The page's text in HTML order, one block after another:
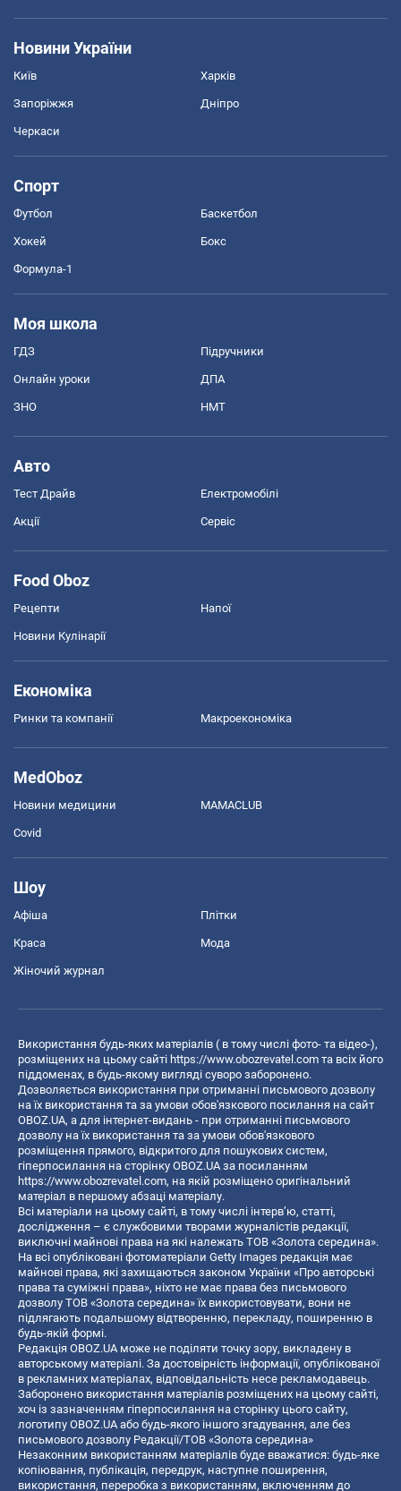
Новини України
Київ Харків
Запоріжжя Дніпро
Черкаси
Спорт
Футбол Баскетбол
Хокей Бокс
Формула-1
Моя школа
ГДЗ Підручники
Онлайн уроки ДПА
ЗНО НМТ
Авто
Тест Драйв Електромобілі
Акції Сервіс
Food Oboz
Рецепти Напої
Новини Кулінарії
Економіка
Ринки та компанії Макроекономіка
MedOboz
Новини медицини MAMACLUB
Covid
Шоу
Афіша Плітки
Краса Мода
Жіночий журнал
Використання будь-яких матеріалів ( в тому числі фото- та відео-),
розміщених на цьому сайті https://www.obozrevatel.com та всіх його
піддоменах, в будь-якому вигляді суворо заборонено.
Дозволяється використання при отриманні письмового дозволу
на їх використання та за умови обов'язкового посилання на сайт
OBOZ.UA, а для інтернет-видань - при отриманні письмового
дозволу на їх використання та за умови обов'язкового
розміщення прямого, відкритого для пошукових систем,
гіперпосилання на сторінку OBOZ.UA за посиланням
https://www.obozrevatel.com, на якій розміщено оригінальний
матеріал в першому абзаці матеріалу.
Всі матеріали на цьому сайті, в тому числі інтерв’ю, статті,
дослідження – є службовими творами журналістів редакції,
виключні майнові права на які належать ТОВ «Золота середина».
На всі опубліковані фотоматеріали Getty Images редакція має
майнові права, які захищаються законом України «Про авторські
права та суміжні права», ніхто не має права без письмового
дозволу ТОВ «Золота середина» їх використовувати, вони не
підлягають подальшому відтворенню, перекладу, поширенню в
будь-якій формі.
Редакція OBOZ.UA може не поділяти точку зору, викладену в
авторському матеріалі. За достовірність інформації, опублікованої
в рекламних матеріалах, відповідальність несе рекламодавець.
Заборонено використання матеріалів розміщених на цьому сайті,
хоч із зазначенням гіперпосилання на сторінку цього сайту,
логотипу OBOZ.UA або будь-якого іншого згадування, але без
письмового дозволу Редакції/ТОВ «Золота середина»
Незаконним використанням матеріалів буде вважатися: будь-яке
копiювання, публiкацiя, передрук, наступне поширення,
використання, переробка з використанням, включенням до